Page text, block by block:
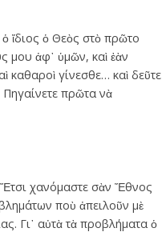
ἴδιος ὁ Θεὸς στὸ πρῶτο
μου ἀφ᾽ ὑμῶν, καὶ ἐὰν
καθαροὶ γίνεσθε… καὶ δεῦτε
Πηγαίνετε πρῶτα νὰ
Ἔτσι χανόμαστε σὰν Ἔθνος
ποὺ ἀπειλοῦν μὲ
Γι᾽ αὐτὰ τὰ προβλήματα ὁ